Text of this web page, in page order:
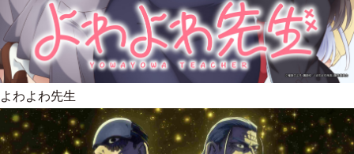
よわよわ先生